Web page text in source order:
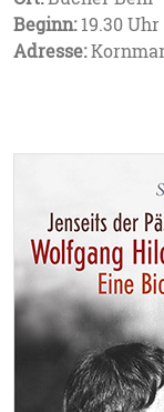
Beginn:19.30 Uhr
Adresse: